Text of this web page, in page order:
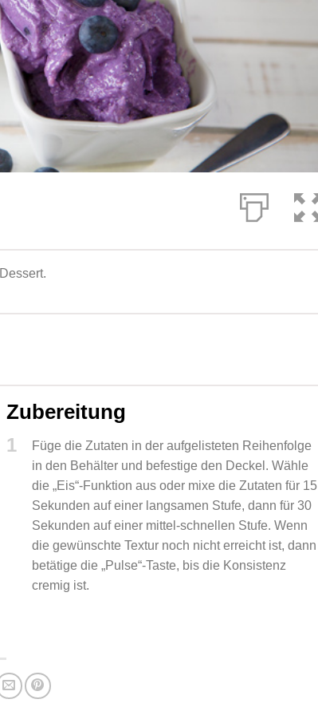
Zubereitung
1
Füge die Zutaten in der aufgelisteten Reihenfolge
in den Behälter und befestige den Deckel. Wähle
die „Eis“-Funktion aus oder mixe die Zutaten für 15
Sekunden auf einer langsamen Stufe, dann für 30
Sekunden auf einer mittel-schnellen Stufe. Wenn
die gewünschte Textur noch nicht erreicht ist, dann
betätige die „Pulse“-Taste, bis die Konsistenz
cremig ist.